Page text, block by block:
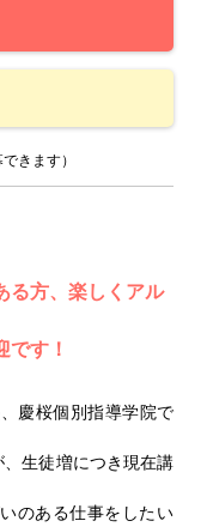
きます）
る方、楽しくアル
です！
慶桜個別指導学院で
生徒増につき現在講
のある仕事をしたい